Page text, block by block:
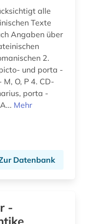
alle
Texte
Angaben über
2.
und porta -
O, P 4. CD-
porta -
Mehr
Datenbank
-